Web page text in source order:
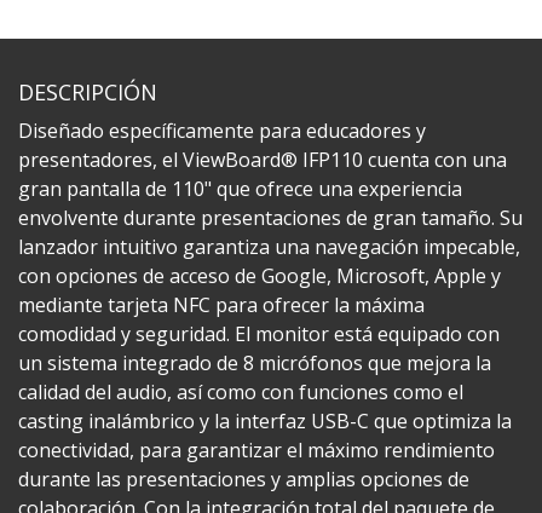
DESCRIPCIÓN
Diseñado específicamente para educadores y
presentadores, el ViewBoard® IFP110 cuenta con una
gran pantalla de 110" que ofrece una experiencia
envolvente durante presentaciones de gran tamaño. Su
lanzador intuitivo garantiza una navegación impecable,
con opciones de acceso de Google, Microsoft, Apple y
mediante tarjeta NFC para ofrecer la máxima
comodidad y seguridad. El monitor está equipado con
un sistema integrado de 8 micrófonos que mejora la
calidad del audio, así como con funciones como el
casting inalámbrico y la interfaz USB-C que optimiza la
conectividad, para garantizar el máximo rendimiento
durante las presentaciones y amplias opciones de